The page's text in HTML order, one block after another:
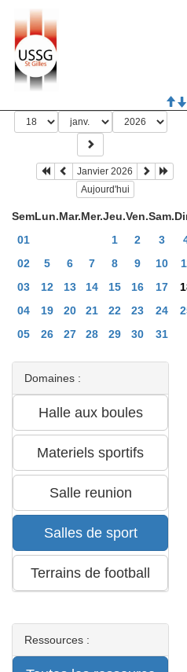
Janvier 2026
Aujourd'hui
SemLun.Mar.Mer.Jeu.Ven.Sam.
01
1 2 3
02
5 6 7 8 9 10
03
12 13 14 15 16 17
04
19 20 21 22 23 24
05
26 27 28 29 30 31
Domaines :
Ressources :